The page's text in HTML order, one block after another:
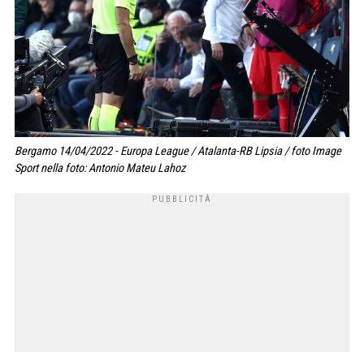
Bergamo 14/04/2022 - Europa League / Atalanta-RB Lipsia / foto Image
Sport nella foto: Antonio Mateu Lahoz